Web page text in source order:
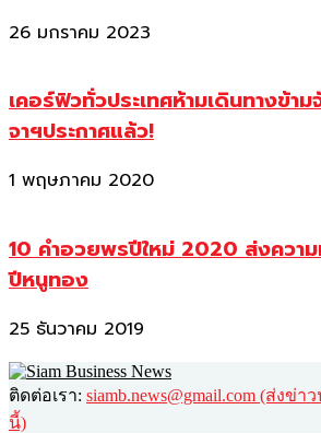
26 มกราคม 2023
เคอร์ฟิวทั่วประเทศห้ามเดินทางข้า
จาฯประกาศแล้ว!
1 พฤษภาคม 2020
10 คำอวยพรปีใหม่ 2020 ส่งควา
ปีหนูทอง
25 ธันวาคม 2019
ติดต่อเรา: siamb.news@gmail.com (ส่งข่
นี้)